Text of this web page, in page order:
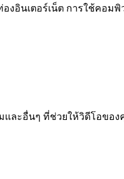
งอินเตอร์เน็ต การใช้คอมพิ
มและอื่นๆ ที่ช่วยให้วิดีโอข